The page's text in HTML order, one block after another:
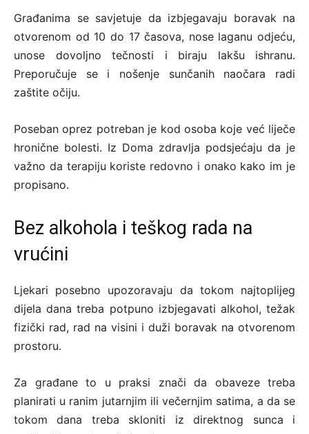
Građanima se savjetuje da izbjegavaju boravak na
otvorenom od 10 do 17 časova, nose laganu odjeću,
unose dovoljno tečnosti i biraju lakšu ishranu.
Preporučuje se i nošenje sunčanih naočara radi
zaštite očiju.
Poseban oprez potreban je kod osoba koje već liječe
hronične bolesti. Iz Doma zdravlja podsjećaju da je
važno da terapiju koriste redovno i onako kako im je
propisano.
Bez alkohola i teškog rada na
vrućini
Ljekari posebno upozoravaju da tokom najtoplijeg
dijela dana treba potpuno izbjegavati alkohol, težak
fizički rad, rad na visini i duži boravak na otvorenom
prostoru.
Za građane to u praksi znači da obaveze treba
planirati u ranim jutarnjim ili večernjim satima, a da se
tokom dana treba skloniti iz direktnog sunca i